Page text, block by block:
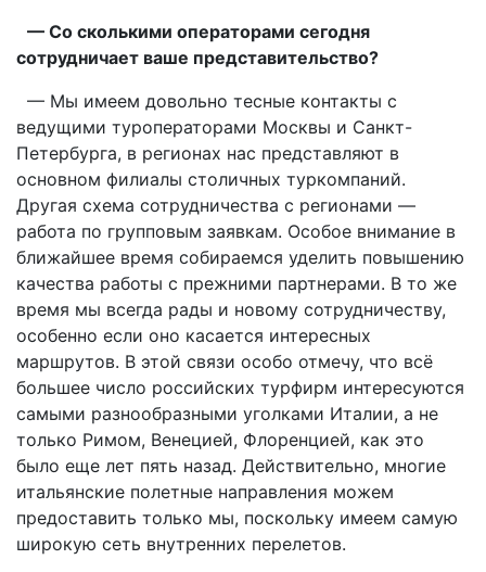
— Со сколькими операторами сегодня
сотрудничает ваше представительство?
— Мы имеем довольно тесные контакты с
ведущими туроператорами Москвы и Санкт-
Петербурга, в регионах нас представляют в
основном филиалы столичных туркомпаний.
Другая схема сотрудничества с регионами —
работа по групповым заявкам. Особое внимание в
ближайшее время собираемся уделить повышению
качества работы с прежними партнерами. В то же
время мы всегда рады и новому сотрудничеству,
особенно если оно касается интересных
маршрутов. В этой связи особо отмечу, что всё
большее число российских турфирм интересуются
самыми разнообразными уголками Италии, а не
только Римом, Венецией, Флоренцией, как это
было еще лет пять назад. Действительно, многие
итальянские полетные направления можем
предоставить только мы, поскольку имеем самую
широкую сеть внутренних перелетов.